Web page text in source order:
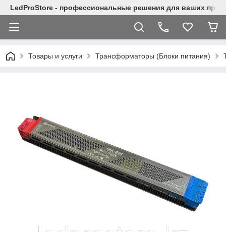
LedProStore - профессиональные решения для ваших
Товары и услуги Трансформаторы (Блоки питания)